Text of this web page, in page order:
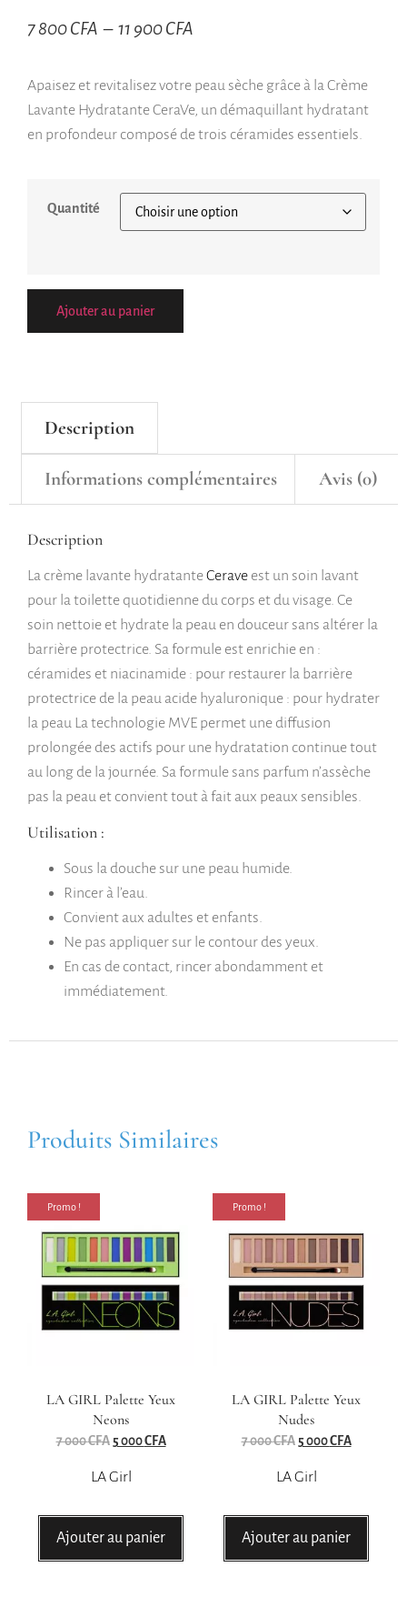
7 800CFA – 11 900CFA
Apaisez et revitalisez votre peau sèche grâce à la Crème
Lavante Hydratante CeraVe, un démaquillant hydratant
en profondeur composé de trois céramides essentiels.
Quantité
Ajouter au panier
Description
Informations complémentaires Avis (0)
Description
La crème lavante hydratanteCerave est un soin lavant
pour la toilette quotidienne du corps et du visage. Ce
soin nettoie et hydrate la peau en douceur sans altérer la
barrière protectrice. Sa formule est enrichie en :
céramides et niacinamide : pour restaurer la barrière
protectrice de la peau acide hyaluronique : pour hydrater
la peau La technologie MVE permet une diffusion
prolongée des actifs pour une hydratation continue tout
au long de la journée. Sa formule sans parfum n’assèche
pas la peau et convient tout à fait aux peaux sensibles.
Utilisation :
Sous la douche sur une peau humide.
Rincer à l’eau.
Convient aux adultes et enfants.
Ne pas appliquer sur le contour des yeux.
En cas de contact, rincer abondamment et
immédiatement.
Produits Similaires
Promo !
LA GIRL Palette Yeux
Neons
7 000CFA 5 000CFA
LA Girl
Ajouter au panier
Promo !
LA GIRL Palette Yeux
Nudes
7 000CFA 5 000CFA
LA Girl
Ajouter au panier